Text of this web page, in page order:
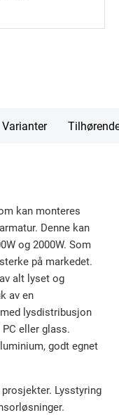
Varianter
kan monteres
Denne kan
og 2000W. Som
på markedet.
alt lyset og
av en
lysdistribusjon
PC eller glass.
godt egnet
Lysstyring